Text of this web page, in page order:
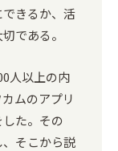
きるか、活
である。
人以上の内
ムのアプリ
た。その
そこから説